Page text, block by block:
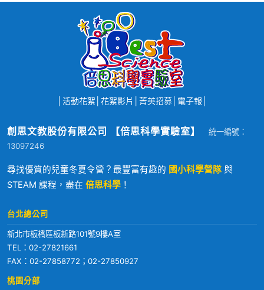
活動花絮 花絮影片 菁英招募│ 電子報
創思文教股份有限公司 【倍思科學實驗室】
統一編號：
13097246
尋找優質的兒童冬夏令營？最豐富有趣的 國小科學營隊 與
STEAM 課程，盡在 倍思科學 ！
台北總公司
新北市板橋區板新路101號9樓A室
TEL： 02-27821661
FAX：02-27858772；02-27850927
桃園分部